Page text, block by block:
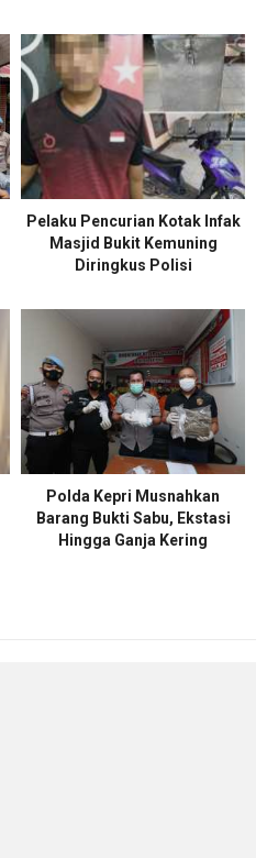
Pelaku Pencurian Kotak Infak
Masjid Bukit Kemuning
Diringkus Polisi
Polda Kepri Musnahkan
Barang Bukti Sabu, Ekstasi
Hingga Ganja Kering